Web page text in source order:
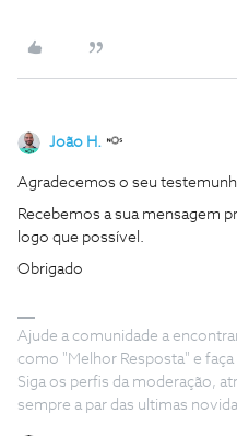
João H.
Agradecemos o seu
Recebemos a sua mensagem
logo que possível.
Obrigado
Ajude a comunidade a
como "Melhor Resposta" e
Siga os perfis da moderação,
sempre a par das ultimas